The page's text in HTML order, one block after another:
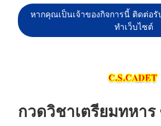
หากคุณเป็นเจ้าของกิจการนี้ ติดต่อรั
ทำเว็บไซต์
กวดวิชาเตรียมทหาร